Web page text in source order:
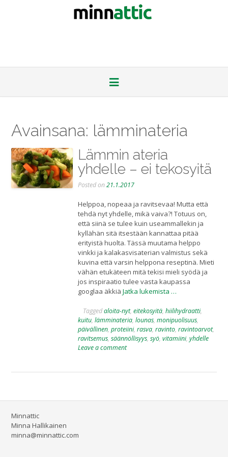
Avainsana: lämminateria
Lämmin ateria
yhdelle – ei tekosyitä
Posted on21.1.2017
Helppoa, nopeaa ja ravitsevaa! Mutta että
tehdä nyt yhdelle, mikä vaiva?! Totuus on,
että siinä se tulee kuin useammallekin ja
kyllähän sitä itsestään kannattaa pitää
erityistä huolta. Tässä muutama helppo
vinkki ja kalakasvisaterian valmistus sekä
kuvina että varsin helppona reseptinä. Mieti
vähän etukäteen mitä tekisi mieli syödä ja
jos inspiraatio tulee vasta kaupassa
googlaa äkkiäJatka lukemista …
Taggedaloita-nyt,eitekosyitä,hiilihydraatti,
kuitu,lämminateria,lounas,monipuolisuus,
päivällinen,proteiini,rasva,ravinto,ravintoarvot,
ravitsemus,säännöllisyys,syö,vitamiini,yhdelle
Leave a comment
Minnattic
Minna Hallikainen
minna@minnattic.com